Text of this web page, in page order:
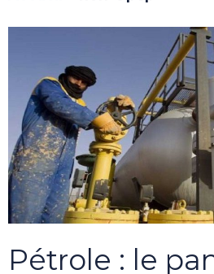
Pétrole : le